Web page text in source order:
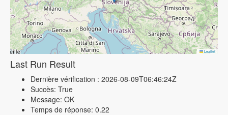
Leaflet
Last Run Result
Dernière vérification : 2026-08-09T06:46:24Z
Succès: True
Message: OK
Temps de réponse: 0.22